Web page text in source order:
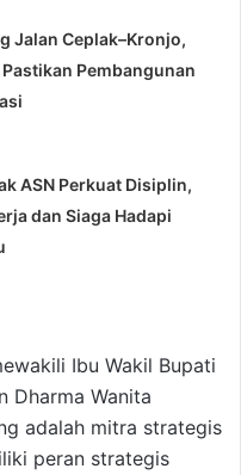
Jalan Ceplak–Kronjo,
Pembangunan
ASN Perkuat Disiplin,
dan Siaga Hadapi
Ibu Wakil Bupati
Dharma Wanita
adalah mitra strategis
peran strategis